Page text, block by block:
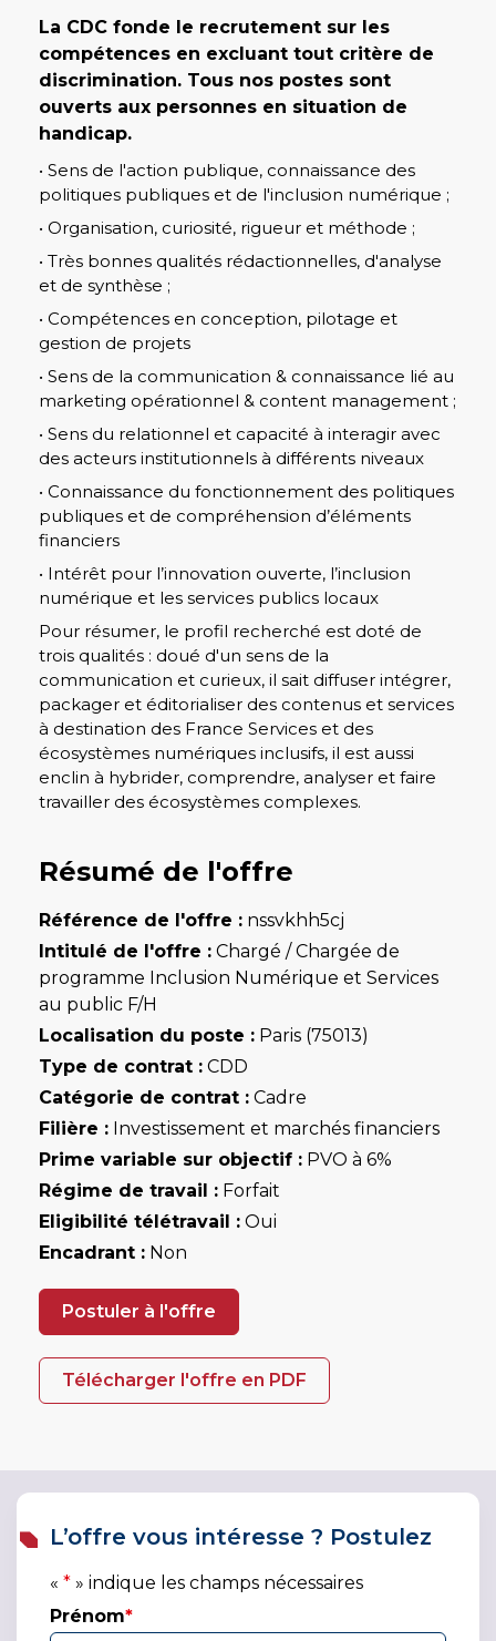
La CDC fonde le recrutement sur les
compétences en excluant tout critère de
discrimination. Tous nos postes sont
ouverts aux personnes en situation de
handicap.
• Sens de l'action publique, connaissance des
politiques publiques et de l'inclusion numérique ;
• Organisation, curiosité, rigueur et méthode ;
• Très bonnes qualités rédactionnelles, d'analyse
et de synthèse ;
• Compétences en conception, pilotage et
gestion de projets
• Sens de la communication & connaissance lié au
marketing opérationnel & content management ;
• Sens du relationnel et capacité à interagir avec
des acteurs institutionnels à différents niveaux
• Connaissance du fonctionnement des politiques
publiques et de compréhension d’éléments
financiers
• Intérêt pour l’innovation ouverte, l’inclusion
numérique et les services publics locaux
Pour résumer, le profil recherché est doté de
trois qualités : doué d'un sens de la
communication et curieux, il sait diffuser intégrer,
packager et éditorialiser des contenus et services
à destination des France Services et des
écosystèmes numériques inclusifs, il est aussi
enclin à hybrider, comprendre, analyser et faire
travailler des écosystèmes complexes.
Résumé de l'offre
Référence de l'offre : nssvkhh5cj
Intitulé de l'offre : Chargé / Chargée de
programme Inclusion Numérique et Services
au public F/H
Localisation du poste : Paris (75013)
Type de contrat : CDD
Catégorie de contrat : Cadre
Filière : Investissement et marchés financiers
Prime variable sur objectif : PVO à 6%
Régime de travail : Forfait
Eligibilité télétravail : Oui
Encadrant : Non
Postuler à l'offre
Télécharger l'offre en PDF
L’offre vous intéresse ? Postulez
« * » indique les champs nécessaires
Prénom*